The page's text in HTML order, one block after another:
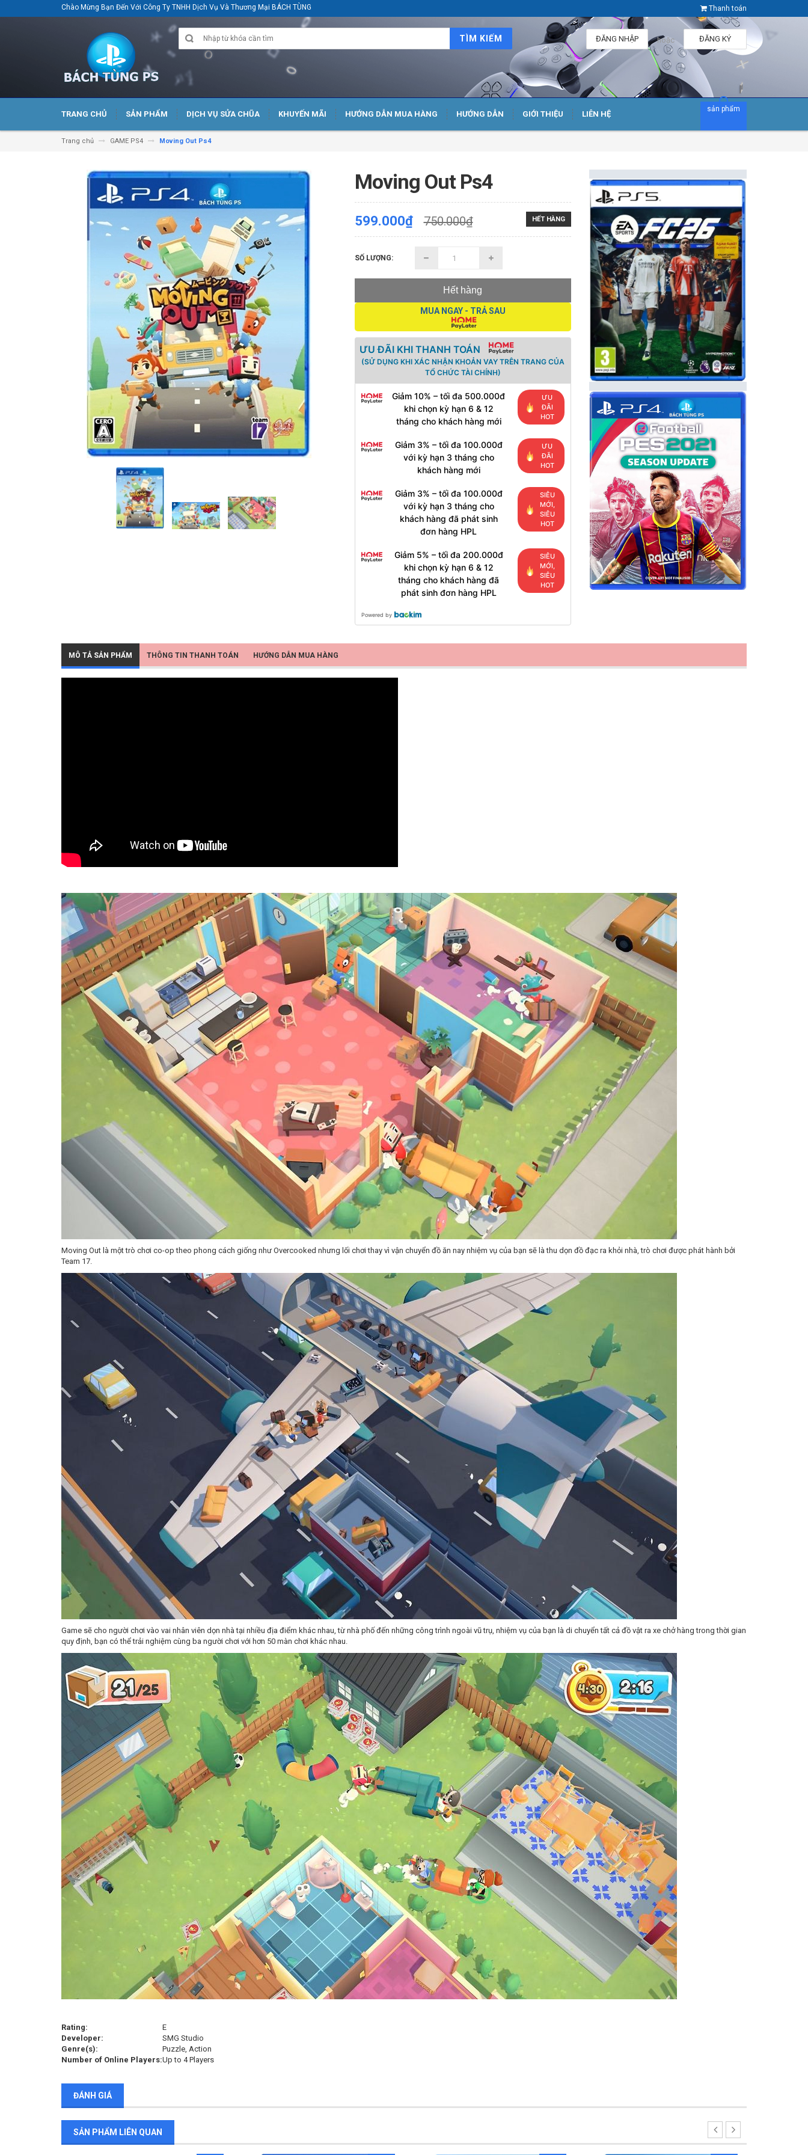
Chào Mừng Bạn Đến Với Công Ty TNHH Dịch Vụ Và Thương Mại BÁCH TÙNG Thanh toán
TÌM KIẾM ĐĂNG KÝ
hoặc
ĐĂNG NHẬP
TRANG CHỦ SẢN PHẨM DỊCH VỤ SỬA CHŨA KHUYẾN MÃI HƯỚNG DẪN MUA HÀNG HƯỚNG DẪN GIỚI THIỆU LIÊN HỆ
sản phẩm
Trang chủ GAME PS4 Moving Out Ps4
Moving Out Ps4
HẾT HÀNG
599.000₫ 750.000₫
SỐ LƯỢNG:
Hết hàng
MUA NGAY - TRẢ SAU
ƯU ĐÃI KHI THANH TOÁN
(SỬ DỤNG KHI XÁC NHẬN KHOẢN VAY TRÊN TRANG CỦA
TỔ CHỨC TÀI CHÍNH)
Giảm 10% – tối đa 500.000đ
khi chọn kỳ hạn 6 & 12
tháng cho khách hàng mới
ƯU
ĐÃI
HOT
Giảm 3% – tối đa 100.000đ
với kỳ hạn 3 tháng cho
khách hàng mới
ƯU
ĐÃI
HOT
Giảm 3% – tối đa 100.000đ
với kỳ hạn 3 tháng cho
khách hàng đã phát sinh
đơn hàng HPL
SIÊU
MỚI,
SIÊU
HOT
Giảm 5% – tối đa 200.000đ
khi chọn kỳ hạn 6 & 12
tháng cho khách hàng đã
phát sinh đơn hàng HPL
SIÊU
MỚI,
SIÊU
HOT
Powered by
MÔ TẢ SẢN PHẨM THÔNG TIN THANH TOÁN HƯỚNG DẪN MUA HÀNG
Moving Out là một trò chơi co-op theo phong cách giống như Overcooked nhưng lối chơi thay vì vận chuyển đồ ăn nay nhiệm vụ của bạn sẽ là thu dọn đồ đạc ra khỏi nhà, trò chơi được phát hành bởi
Team 17.
Game sẽ cho người chơi vào vai nhân viên dọn nhà tại nhiều địa điểm khác nhau, từ nhà phố đến những công trình ngoài vũ trụ, nhiệm vụ của bạn là di chuyển tất cả đồ vật ra xe chở hàng trong thời gian
quy định, bạn có thể trải nghiệm cùng ba người chơi với hơn 50 màn chơi khác nhau.
Rating:
E
Developer:
SMG Studio
Genre(s):
Puzzle, Action
Number of Online Players:Up to 4 Players
ĐÁNH GIÁ
SẢN PHẨM LIÊN QUAN